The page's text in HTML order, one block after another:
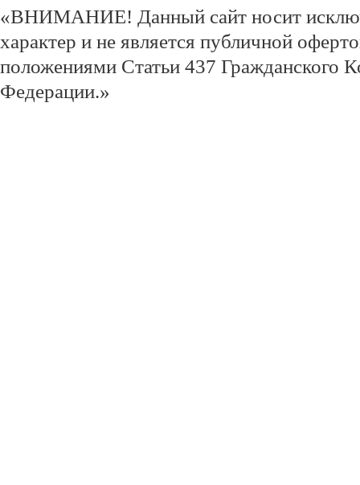
«ВНИМАНИЕ! Данный сайт носит
характер и не является публичной
положениями Статьи 437 Гражданского
Федерации.»